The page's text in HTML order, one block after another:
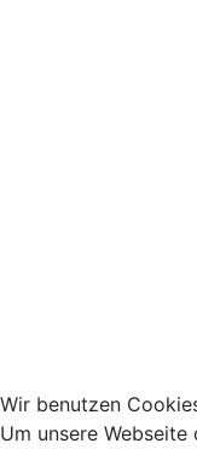
Wir benutzen
Um unsere